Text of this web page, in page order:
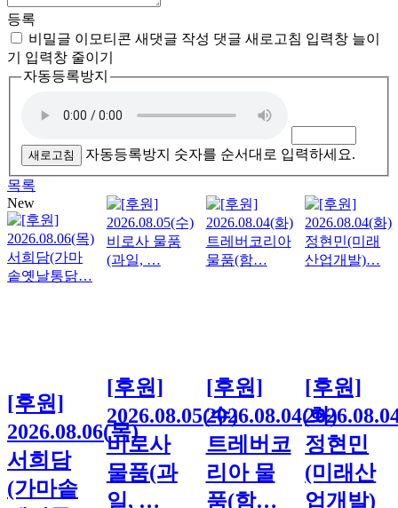
등록
비밀글 이모티콘 새댓글 작성 댓글 새로고침 입력창 늘이
기
입력창 줄이기
자동등록방지
새로고침 자동등록방지 숫자를 순서대로 입력하세요.
목록
New
[후원]
2026.08.06(목)
서희담
(가마솥
[후원]
2026.08.05(수)
비로사
물품(과
일, …
[후원]
2026.08.04(화)
트레버코
리아 물
품(함…
[후원]
정현민
(미래산
업개발)